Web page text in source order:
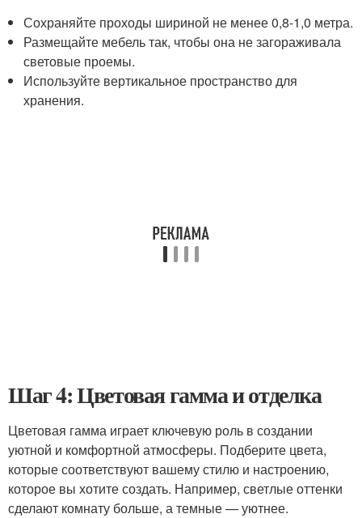
Сохраняйте проходы шириной не менее 0,8-1,0 метра.
Размещайте мебель так, чтобы она не загораживала
световые проемы.
Используйте вертикальное пространство для
хранения.
Шаг 4: Цветовая гамма и отделка
Цветовая гамма играет ключевую роль в создании
уютной и комфортной атмосферы. Подберите цвета,
которые соответствуют вашему стилю и настроению,
которое вы хотите создать. Например, светлые оттенки
сделают комнату больше, а темные — уютнее.